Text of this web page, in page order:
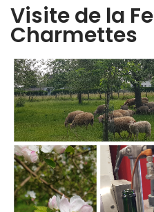
Visite de la
Charmettes